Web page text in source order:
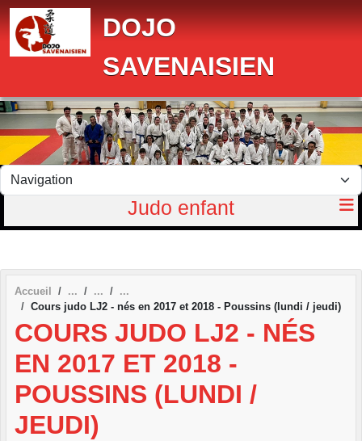
DOJO
SAVENAISIEN
Judo enfant
Accueil
Cours judo LJ2 - nés en 2017 et 2018 - Poussins (lundi / jeudi)
COURS JUDO LJ2 - NÉS
EN 2017 ET 2018 -
POUSSINS (LUNDI /
JEUDI)
Panneau de gestion des cookies